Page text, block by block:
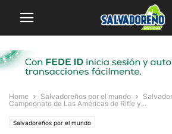
Home Salvadoreños por el mundo
Campeonato de Las Américas de Rifle y...
Salvadoreños por el mundo